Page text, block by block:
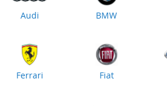
Audi BMW
Ferrari Fiat